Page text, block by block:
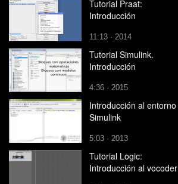
Tutorial Praat:
Introducción
11:13 · 2014
Tutorial Simulink.
Introducción
4:36 · 2015
Introducción al entorno
Simulink
5:03 · 2013
Tutorial Logic:
Introducción al vocoder